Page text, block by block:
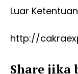
Luar
http://
Share jika